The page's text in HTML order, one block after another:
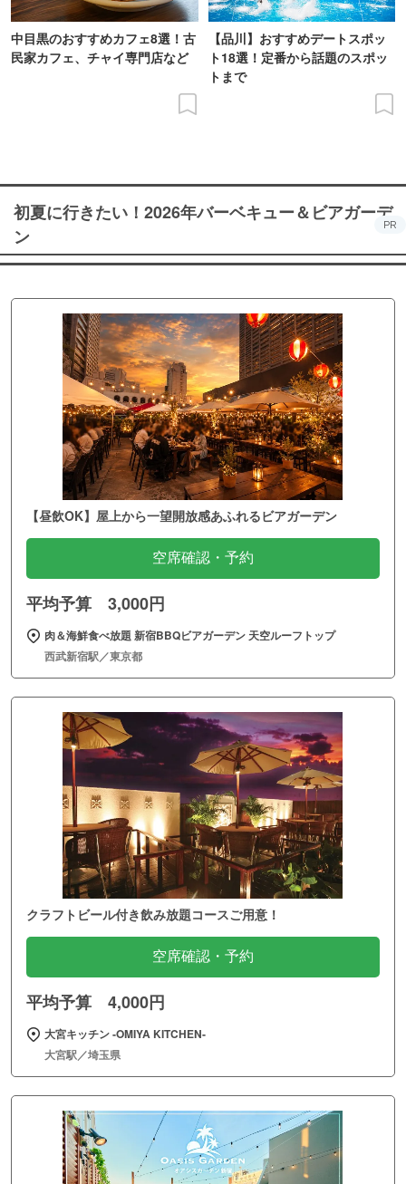
中目黒のおすすめカフェ8選！古
民家カフェ、チャイ専門店など
【品川】おすすめデートスポッ
ト18選！定番から話題のスポッ
トまで
初夏に行きたい！2026年バーベキュー＆ビアガーデ
ン
PR
【昼飲OK】屋上から一望開放感あふれるビアガーデン
空席確認・予約
平均予算 3,000円
肉＆海鮮食べ放題 新宿BBQビアガーデン 天空ルーフトップ
西武新宿駅／東京都
クラフトビール付き飲み放題コースご用意！
空席確認・予約
平均予算 4,000円
大宮キッチン ‐OMIYA KITCHEN‐
大宮駅／埼玉県